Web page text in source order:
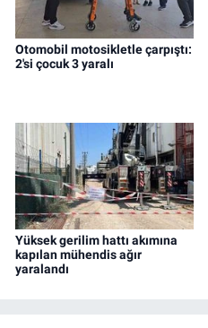
Otomobil motosikletle çarpıştı:
2'si çocuk 3 yaralı
Yüksek gerilim hattı akımına
kapılan mühendis ağır
yaralandı